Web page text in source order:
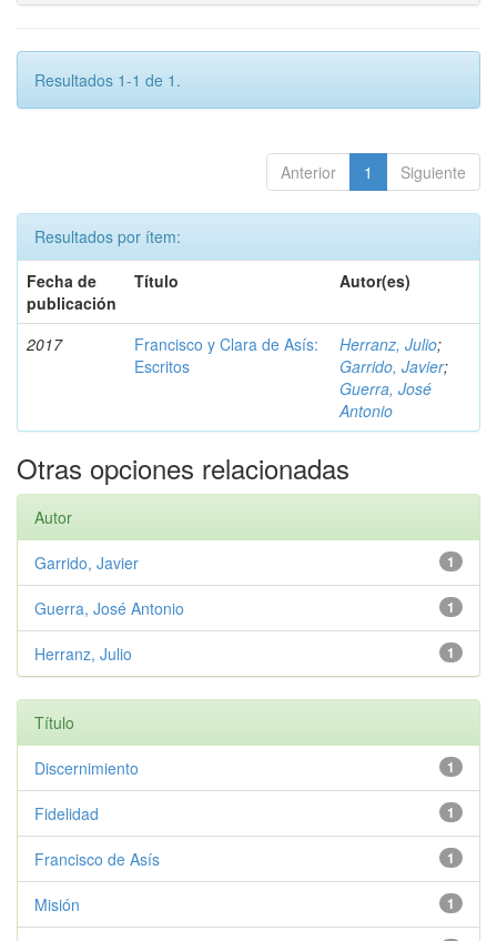
Resultados 1-1 de 1.
Anterior 1 Siguiente
Resultados por ítem:
Fecha de
publicación
Título Autor(es)
2017
Francisco y Clara de Asís:
Escritos
Herranz, Julio;
Garrido, Javier;
Guerra, José
Antonio
Otras opciones relacionadas
Autor
1
Garrido, Javier
1
Guerra, José Antonio
1
Herranz, Julio
Título
1
Discernimiento
1
Fidelidad
1
Francisco de Asís
1
Misión